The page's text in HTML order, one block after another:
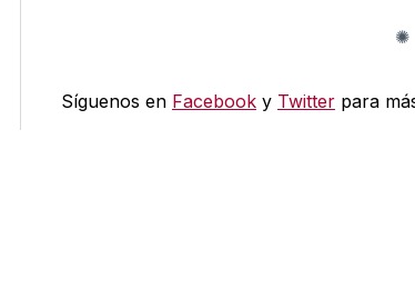
Síguenos en Facebooky Twitterpara